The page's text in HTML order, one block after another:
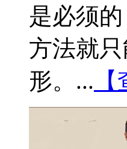
是必须
方法就
形。...